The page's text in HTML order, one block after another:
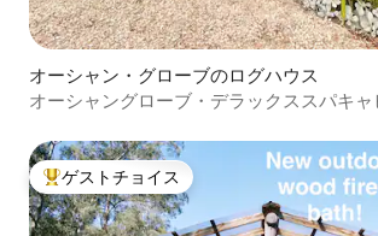
オーシャン・グローブのログハウス
オーシャングローブ・デラックススパキャ
大好評のゲストチョイスです。
ゲストチョイス